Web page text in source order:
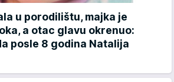
u porodilištu, majka je
a otac glavu okrenuo:
posle 8 godina Natalija